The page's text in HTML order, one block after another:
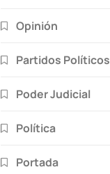
Opinión
Partidos Políticos
Poder Judicial
Política
Portada